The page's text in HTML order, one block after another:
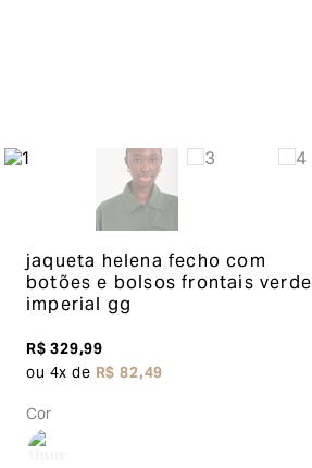
jaqueta helena fecho com
botões e bolsos frontaisverde
imperial gg
R$329,99
ou 4x de R$82,49
Cor